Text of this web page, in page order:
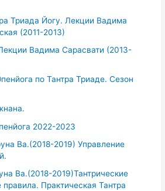
Триада Йогу. Лекции Вадима
(2011-2013)
Вадима Сарасвати (2013-
по Тантра Триаде. Сезон
2022-2023
Ва.(2018-2019) Управление
Ва.(2018-2019)Тантрические
Практическая Тантра